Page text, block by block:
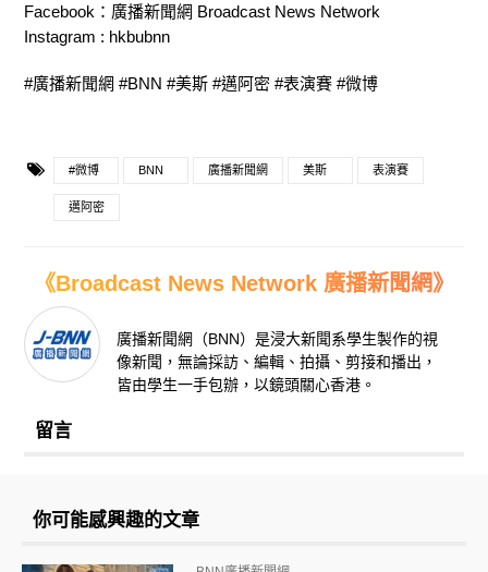
Facebook：廣播新聞網 Broadcast News Network
Instagram : hkbubnn
#廣播新聞網 #BNN #美斯 #邁阿密 #表演賽 #微博
#微博 BNN 廣播新聞網 美斯 表演賽
邁阿密
《Broadcast News Network 廣播新聞網》
廣播新聞網（BNN）是浸大新聞系學生製作的視
像新聞，無論採訪、編輯、拍攝、剪接和播出，
皆由學生一手包辦，以鏡頭關心香港。
留言
你可能感興趣的文章